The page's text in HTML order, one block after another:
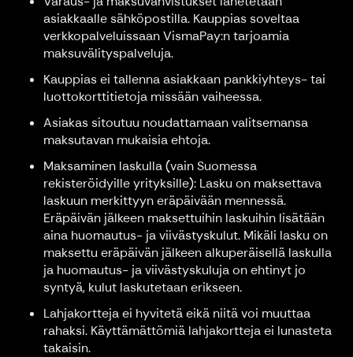
asiakkaalle sähköpostilla. Kauppias soveltaa
verkkopalveluissaan VismaPay:n tarjoamia
maksuvälityspalveluja.
Kauppias ei tallenna asiakkaan pankkiyhteys- tai
luottokorttitietoja missään vaiheessa.
Asiakas sitoutuu noudattamaan valitsemansa
maksutavan mukaisia ehtoja.
Maksaminen laskulla (vain Suomessa
rekisteröidyille yrityksille): Lasku on maksettava
laskuun merkittyyn eräpäivään mennessä.
Eräpäivän jälkeen maksettuihin laskuihin lisätään
aina huomautus- ja viivästyskulut. Mikäli lasku on
maksettu eräpäivän jälkeen alkuperäisellä laskulla
ja huomautus- ja viivästyskuluja on ehtinyt jo
syntyä, kulut laskutetaan erikseen.
Lahjakortteja ei hyvitetä eikä niitä voi muuttaa
rahaksi. Käyttämättömiä lahjakortteja ei lunasteta
takaisin.